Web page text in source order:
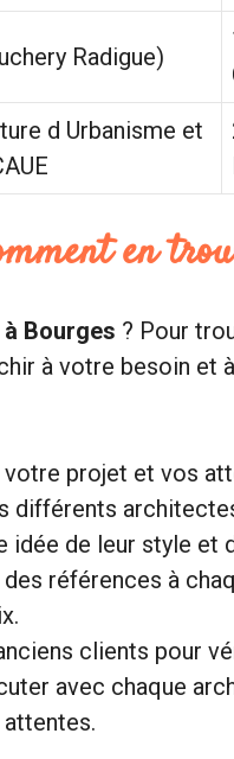
Radigue)
d Urbanisme et
en
Bourges ? Pour
à votre besoin
projet et vos
différents
idée de leur style et
des références à
clients pour
avec chaque